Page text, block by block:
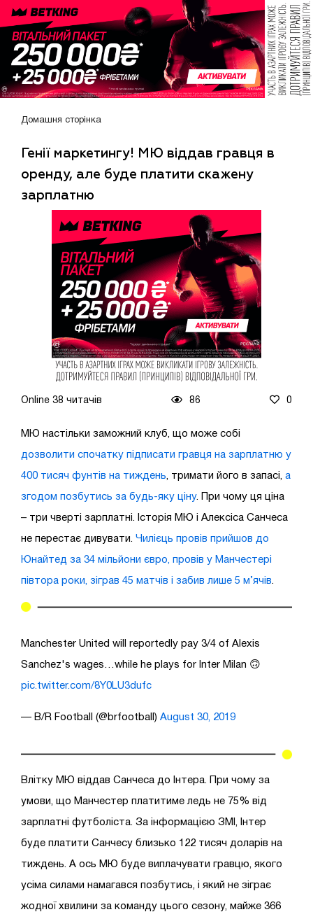
Домашня сторінка
Генії маркетингу! МЮ віддав гравця в
оренду, але буде платити скажену
зарплатню
Online 38 читачів 86 0
МЮ настільки заможний клуб, що може собі
дозволити спочатку підписати гравця на зарплатню у
400 тисяч фунтів на тиждень , тримати його в запасі, а
згодом позбутись за будь-яку ціну. При чому ця ціна
– три чверті зарплатні. Історія МЮ і Алексіса Санчеса
не перестає дивувати. Чилієць провів прийшов до
Юнайтед за 34 мільйони євро, провів у Манчестері
півтора роки, зіграв 45 матчів і забив лише 5 м’ячів
Manchester United will reportedly pay 3/4 of Alexis
Sanchez's wages…while he plays for Inter Milan 🙃
pic.twitter.com/8Y0LU3dufc
— B/R Football (@brfootball) August 30, 2019
Влітку МЮ віддав Санчеса до Інтера. При чому за
умови, що Манчестер платитиме ледь не 75% від
зарплатні футболіста. За інформацією ЗМІ, Інтер
буде платити Санчесу близько 122 тисяч доларів на
тиждень. А ось МЮ буде виплачувати гравцю, якого
усіма силами намагався позбутись, і який не зіграє
жодної хвилини за команду цього сезону, майже 366